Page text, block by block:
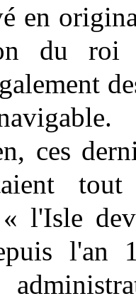
en
du roi
ces
tout
l'Isle
l'an